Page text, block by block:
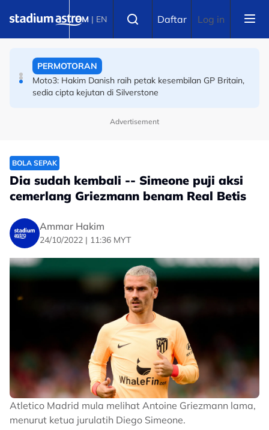
BM | EN Daftar Log in
Moto3: Hakim Danish raih petak kesembilan GP Britain,
BOLA SEPAK
Piala Hyundai ASEAN: Malaysia ke separuh akhir! Wan
Kuzain arkitek kemenangan Harimau Malaya
Advertisement
BOLA SEPAK
Dia sudah kembali -- Simeone puji aksi
cemerlang Griezmann benam Real Betis
Ammar Hakim
24/10/2022 | 11:36 MYT
Atletico Madrid mula melihat Antoine Griezmann lama,
menurut ketua jurulatih Diego Simeone.